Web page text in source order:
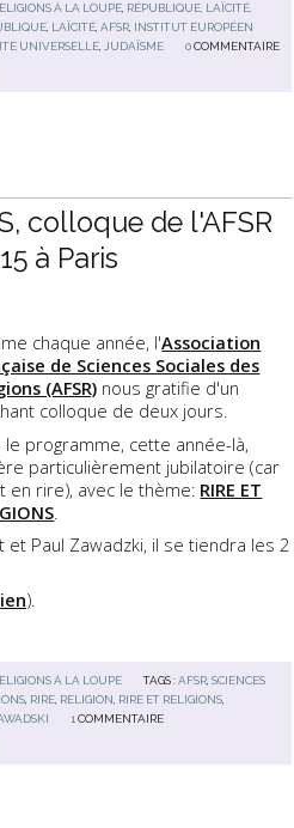
À LA LOUPE, RÉPUBLIQUE, LAÏCITÉ,
LAÏCITÉ ,AFSR INSTITUT EUROPÉEN
UNIVERSELLE JUDAÏSME 0 COMMENTAIRE
colloque de l'AFSR
à Paris
chaque année, l'Association
de Sciences Sociales des
(AFSR) nous gratifie d'un
colloque de deux jours.
le programme, cette année-là,
particulièrement jubilatoire (car
en rire), avec le thème: RIRE ET
Paul Zawadzki, il se tiendra les 2
).
À LA LOUPE TAGS :AFSR,SCIENCES
, RIRE, RELIGION, RIRE ET RELIGIONS,
1 COMMENTAIRE